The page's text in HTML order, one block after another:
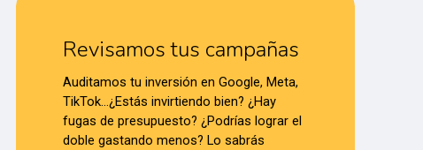
Revisamos tus campañas
Auditamos tu inversión en Google, Meta,
TikTok…¿Estás invirtiendo bien? ¿Hay
fugas de presupuesto? ¿Podrías lograr el
doble gastando menos? Lo sabrás